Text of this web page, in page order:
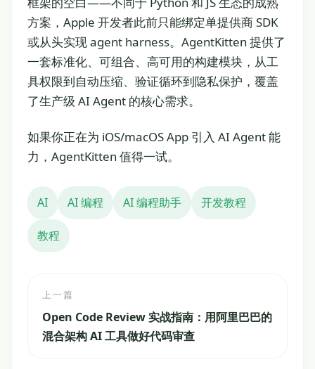
方案，Apple 开发者此前只能绑定单提供商 SDK
或从头实现 agent harness。AgentKitten 提供了
一套标准化、可组合、高可用的构建模块，从工
具权限到自动压缩、验证循环到隐私保护，覆盖
了生产级 AI Agent 的核心需求。
如果你正在为 iOS/macOS App 引入 AI Agent 能
力，AgentKitten 值得一试。
AI AI 编程 AI 编程助手 开发教程
教程
上一篇
Open Code Review 实战指南：用阿里巴巴的
混合架构 AI 工具做好代码审查